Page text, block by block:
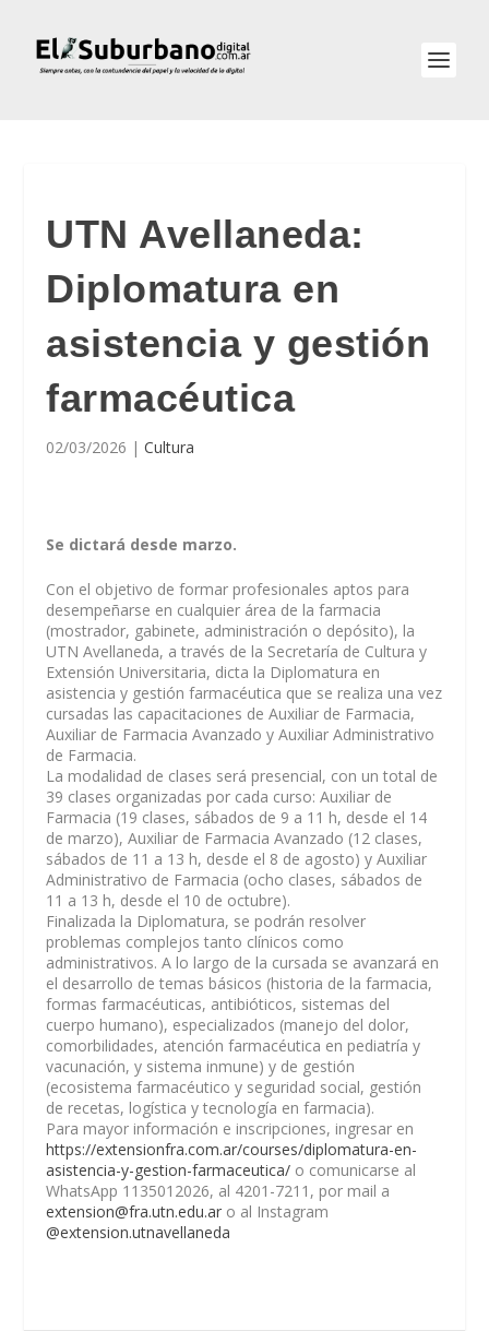
UTN Avellaneda:
Diplomatura en
asistencia y gestión
farmacéutica
02/03/2026 |Cultura
Se dictará desde marzo.
Con el objetivo de formar profesionales aptos para
desempeñarse en cualquier área de la farmacia
(mostrador, gabinete, administración o depósito), la
UTN Avellaneda, a través de la Secretaría de Cultura y
Extensión Universitaria, dicta la Diplomatura en
asistencia y gestión farmacéutica que se realiza una vez
cursadas las capacitaciones de Auxiliar de Farmacia,
Auxiliar de Farmacia Avanzado y Auxiliar Administrativo
de Farmacia.
La modalidad de clases será presencial, con un total de
39 clases organizadas por cada curso: Auxiliar de
Farmacia (19 clases, sábados de 9 a 11 h, desde el 14
de marzo), Auxiliar de Farmacia Avanzado (12 clases,
sábados de 11 a 13 h, desde el 8 de agosto) y Auxiliar
Administrativo de Farmacia (ocho clases, sábados de
11 a 13 h, desde el 10 de octubre).
Finalizada la Diplomatura, se podrán resolver
problemas complejos tanto clínicos como
administrativos. A lo largo de la cursada se avanzará en
el desarrollo de temas básicos (historia de la farmacia,
formas farmacéuticas, antibióticos, sistemas del
cuerpo humano), especializados (manejo del dolor,
comorbilidades, atención farmacéutica en pediatría y
vacunación, y sistema inmune) y de gestión
(ecosistema farmacéutico y seguridad social, gestión
de recetas, logística y tecnología en farmacia).
Para mayor información e inscripciones, ingresar en
https://extensionfra.com.ar/courses/diplomatura-en-
asistencia-y-gestion-farmaceutica/ o comunicarse al
WhatsApp 1135012026, al 4201-7211, por mail a
extension@fra.utn.edu.ar o al Instagram
@extension.utnavellaneda